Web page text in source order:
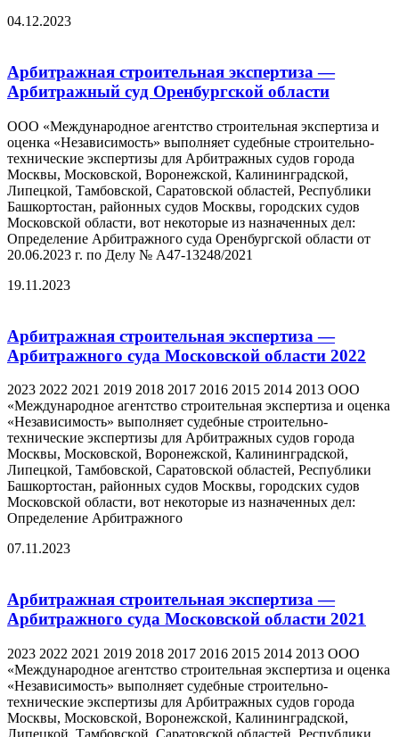
04.12.2023
Арбитражная строительная экспертиза —
Арбитражный суд Оренбургской области
ООО «Международное агентство строительная экспертиза и
оценка «Независимость» выполняет судебные строительно-
технические экспертизы для Арбитражных судов города
Москвы, Московской, Воронежской, Калининградской,
Липецкой, Тамбовской, Саратовской областей, Республики
Башкортостан, районных судов Москвы, городских судов
Московской области, вот некоторые из назначенных дел:
Определение Арбитражного суда Оренбургской области от
20.06.2023 г. по Делу № А47-13248/2021
19.11.2023
Арбитражная строительная экспертиза —
Арбитражного суда Московской области 2022
2023 2022 2021 2019 2018 2017 2016 2015 2014 2013 ООО
«Международное агентство строительная экспертиза и оценка
«Независимость» выполняет судебные строительно-
технические экспертизы для Арбитражных судов города
Москвы, Московской, Воронежской, Калининградской,
Липецкой, Тамбовской, Саратовской областей, Республики
Башкортостан, районных судов Москвы, городских судов
Московской области, вот некоторые из назначенных дел:
Определение Арбитражного
07.11.2023
Арбитражная строительная экспертиза —
Арбитражного суда Московской области 2021
2023 2022 2021 2019 2018 2017 2016 2015 2014 2013 ООО
«Международное агентство строительная экспертиза и оценка
«Независимость» выполняет судебные строительно-
технические экспертизы для Арбитражных судов города
Москвы, Московской, Воронежской, Калининградской,
Липецкой, Тамбовской, Саратовской областей, Республики